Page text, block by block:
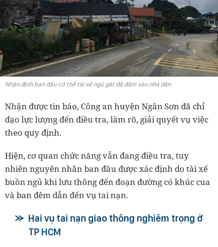
Nhận định ban đầu có thể tài xế ngủ gật đã đâm vào nhà dân
Nhận được tin báo, Công an huyện Ngân Sơn đã chỉ
đạo lực lượng đến điều tra, làm rõ, giải quyết vụ việc
theo quy định.
Hiện, cơ quan chức năng vẫn đang điều tra, tuy
nhiên nguyên nhân ban đầu được xác định do tài xế
buồn ngủ khi lưu thông đến đoạn đường có khúc cua
và ban đêm dẫn đến vụ tai nạn.
Hai vụ tai nạn giao thông nghiêm trọng ở
TP HCM